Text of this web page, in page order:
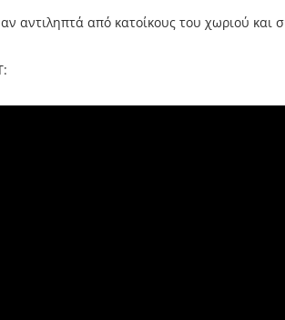
αντιληπτά από κατοίκους του χωριού και